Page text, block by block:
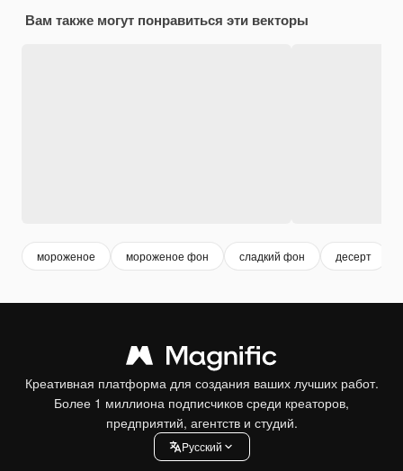
Вам также могут понравиться эти векторы
мороженое мороженое фон сладкий фон десерт
Креативная платформа для создания ваших лучших работ.
Более 1 миллиона подписчиков среди креаторов,
предприятий, агентств и студий.
Pусский